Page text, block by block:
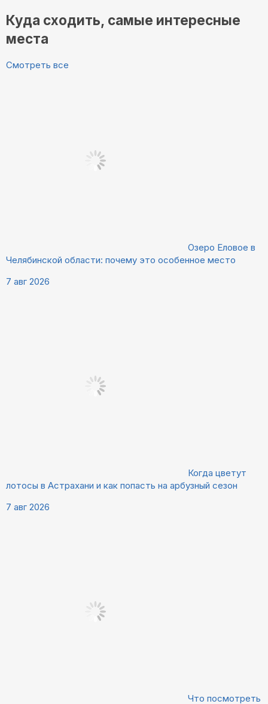
Куда сходить, самые интересные
места
Смотреть все
Озеро Еловое в
Челябинской области: почему это особенное место
7 авг 2026
Когда цветут
лотосы в Астрахани и как попасть на арбузный сезон
7 авг 2026
Что посмотреть